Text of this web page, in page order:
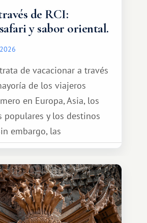
de RCI:
y sabor oriental.
de vacacionar a través
de los viajeros
en Europa, Asia, los
populares y los destinos
embargo, las
que ofrece el sistema
son mucho más
ellas se encuentra
que ofrece una
de viaje completamente